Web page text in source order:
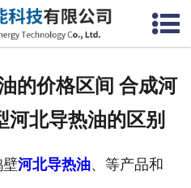
网站首页
的价格区间 合成河
河北导热油的区别
壁河北导热油、等产品和